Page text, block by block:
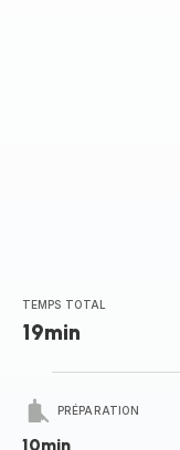
TEMPS TOTAL
19min
PRÉPARATION
10min